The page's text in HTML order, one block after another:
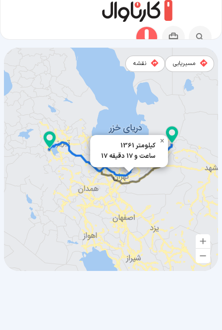
1361 کیلومتر
17 ساعت و 17 دقیقه
×
مسیریابی نقشه
مسیر مراوه تپه به ارومیه